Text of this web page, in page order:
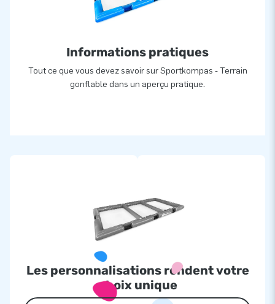
Informations pratiques
Tout ce que vous devez savoir sur Sportkompas - Terrain
gonflable dans un aperçu pratique.
Les personnalisations rendent votre
choix unique